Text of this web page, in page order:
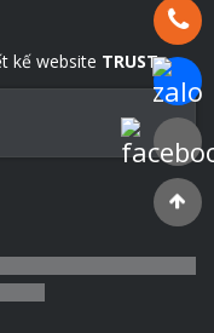
Hotline:
Chat
kế website TRUST.vn